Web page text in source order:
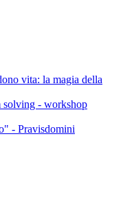
vita: la magia della
- workshop
- Pravisdomini